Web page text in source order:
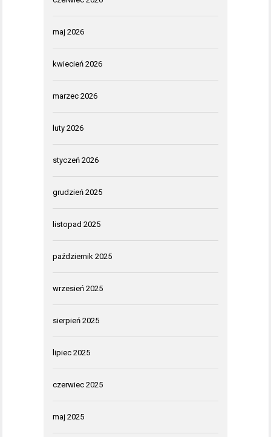
maj 2026
kwiecień 2026
marzec 2026
luty 2026
styczeń 2026
grudzień 2025
listopad 2025
październik 2025
wrzesień 2025
sierpień 2025
lipiec 2025
czerwiec 2025
maj 2025